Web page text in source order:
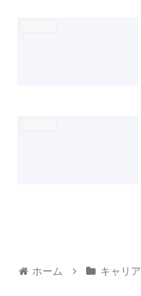
ホーム キャリア